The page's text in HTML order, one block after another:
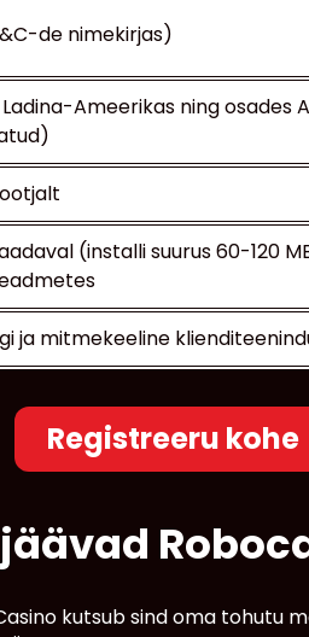
de nimekirjas)
Ameerikas ning
(installi suurus 60-120
ja mitmekeeline
Registreeru kohe
kutsub sind oma tohutu